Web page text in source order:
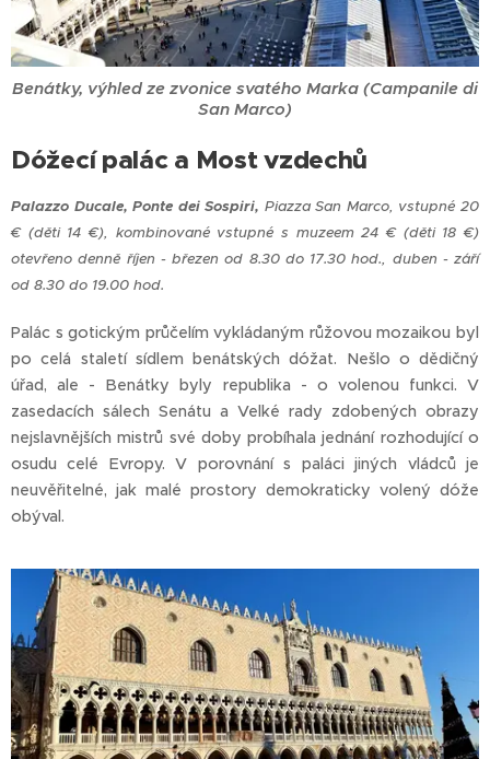
Benátky, výhled ze zvonice svatého Marka (Campanile di
San Marco)
Dóžecí palác a Most vzdechů
Palazzo Ducale, Ponte dei Sospiri, Piazza San Marco, vstupné 20
€ (děti 14 €), kombinované vstupné s muzeem 24 € (děti 18 €)
otevřeno denně říjen - březen od 8.30 do 17.30 hod., duben - září
od 8.30 do 19.00 hod.
Palác s gotickým průčelím vykládaným růžovou mozaikou byl
po celá staletí sídlem benátských dóžat. Nešlo o dědičný
úřad, ale - Benátky byly republika - o volenou funkci. V
zasedacích sálech Senátu a Velké rady zdobených obrazy
nejslavnějších mistrů své doby probíhala jednání rozhodující o
osudu celé Evropy. V porovnání s paláci jiných vládců je
neuvěřitelné, jak malé prostory demokraticky volený dóže
obýval.